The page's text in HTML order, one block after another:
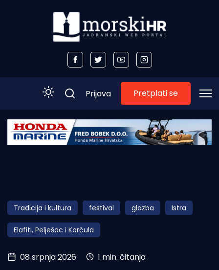
Početna
Obala
Otoci
Turizam i nautika
Pomorstvo
Prijava Pretplati se
Tradicija i kultura festival glazba Istra
Elafiti, Pelješac i Korčula
08 srpnja 2026 1 min. čitanja